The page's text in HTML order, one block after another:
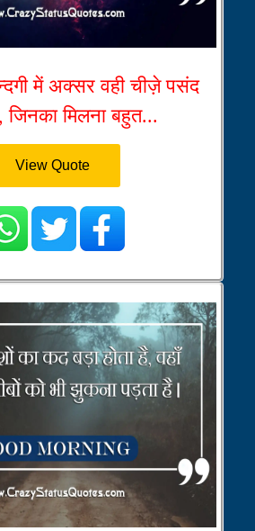
में अक्सर वही चीज़े पसंद
मिलना बहुत...
View Quote